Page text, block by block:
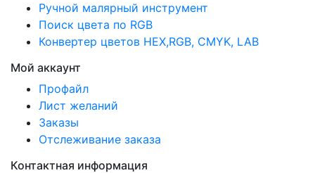
Ручной малярный инструмент
Поиск цвета по RGB
Конвертер цветов HEX,RGB, CMYK, LAB
Мой аккаунт
Профайл
Лист желаний
Заказы
Отслеживание заказа
Контактная информация